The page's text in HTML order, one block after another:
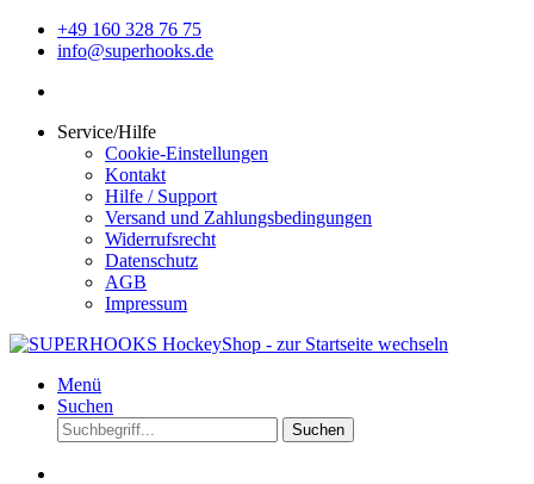
+49 160 328 76 75
info@superhooks.de
Service/Hilfe
Cookie-Einstellungen
Kontakt
Hilfe / Support
Versand und Zahlungsbedingungen
Widerrufsrecht
Datenschutz
AGB
Impressum
Menü
Suchen
Suchen